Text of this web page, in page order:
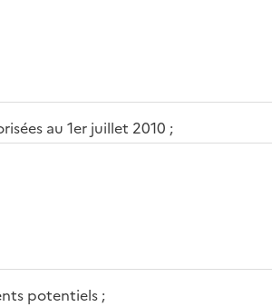
au 1er juillet 2010 ;
potentiels ;